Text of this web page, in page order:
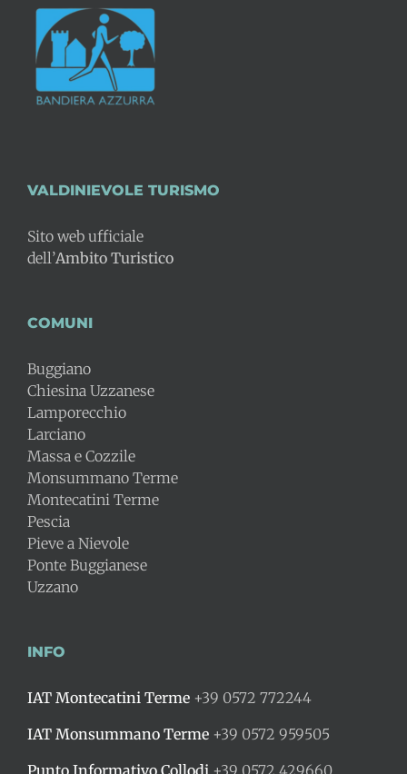
VALDINIEVOLE TURISMO
Sito web ufficiale
dell’Ambito Turistico
COMUNI
Buggiano
Chiesina Uzzanese
Lamporecchio
Larciano
Massa e Cozzile
Monsummano Terme
Montecatini Terme
Pescia
Pieve a Nievole
Ponte Buggianese
Uzzano
INFO
IAT Montecatini Terme +39 0572 772244
IAT Monsummano Terme +39 0572 959505
Punto Informativo Collodi +39 0572 429660